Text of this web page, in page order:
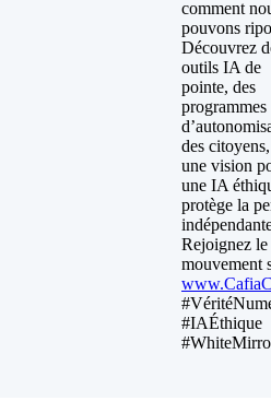
comment
pouvons
Découvrez
outils IA de
pointe, des
programmes
des
une vision
une IA
protège la
Rejoignez le
mouvement
#IAÉthique